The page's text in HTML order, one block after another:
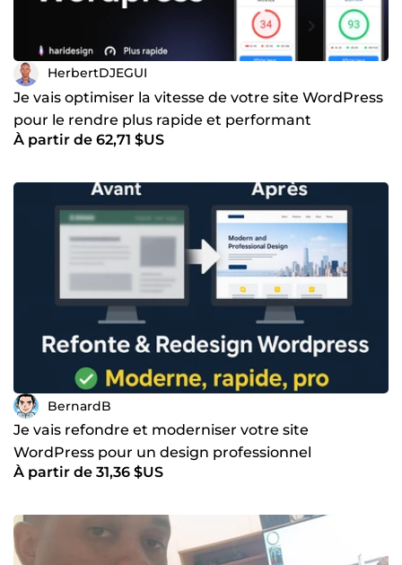
HerbertDJEGUI
Je vais optimiser la vitesse de votre site WordPress
pour le rendre plus rapide et performant
À partir de 62,71 $US
BernardB
Je vais refondre et moderniser votre site
WordPress pour un design professionnel
À partir de 31,36 $US